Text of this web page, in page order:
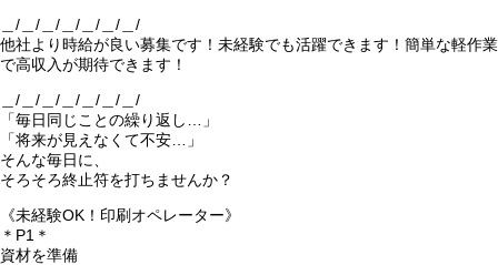
＿/＿/＿/＿/＿/＿/＿/
他社より時給が良い募集です！未経験でも活躍できます！簡単な軽作業
で高収入が期待できます！
＿/＿/＿/＿/＿/＿/＿/
「毎日同じことの繰り返し…」
「将来が見えなくて不安…」
そんな毎日に、
そろそろ終止符を打ちませんか？
《未経験OK！印刷オペレーター》
＊P1＊
資材を準備